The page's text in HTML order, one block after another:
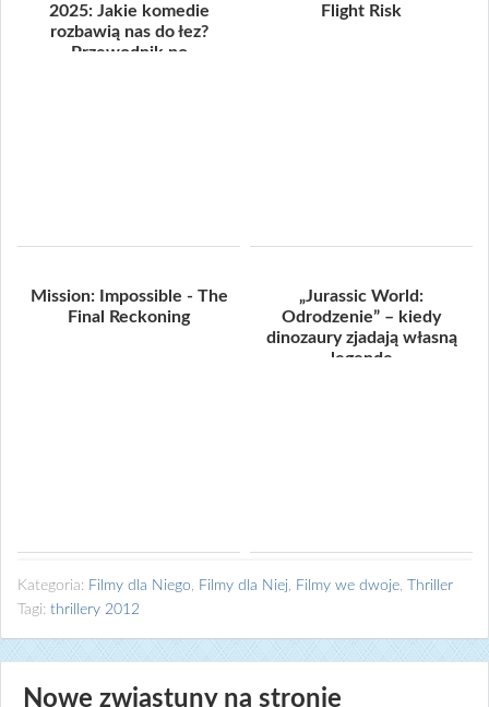
2025: Jakie komedie
rozbawią nas do łez?
Przewodnik po
Flight Risk
Mission: Impossible - The
Final Reckoning
„Jurassic World:
Odrodzenie” – kiedy
dinozaury zjadają własną
legendę
Kategoria: Filmy dla Niego, Filmy dla Niej, Filmy we dwoje,
Thriller
Tagi: thrillery 2012
Nowe zwiastuny na stronie